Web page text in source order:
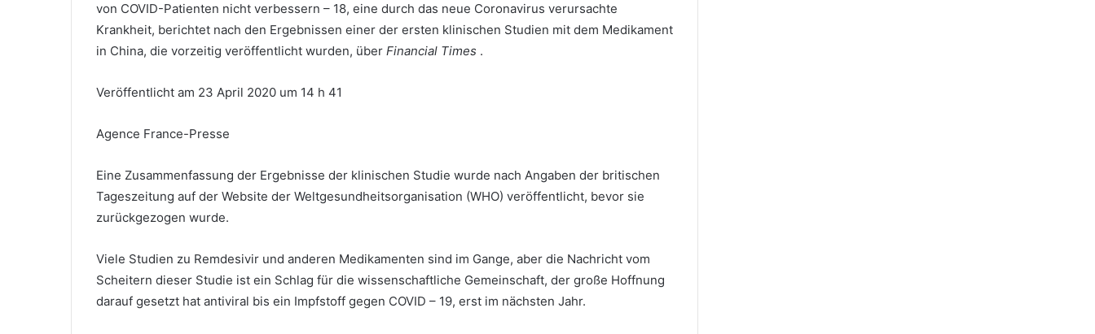
von COVID-Patienten nicht verbessern – 18, eine durch das neue Coronavirus verursachte
Krankheit, berichtet nach den Ergebnissen einer der ersten klinischen Studien mit dem Medikament
in China, die vorzeitig veröffentlicht wurden, über Financial Times .
Veröffentlicht am 23 April 2020 um 14 h 41
Agence France-Presse
Eine Zusammenfassung der Ergebnisse der klinischen Studie wurde nach Angaben der britischen
Tageszeitung auf der Website der Weltgesundheitsorganisation (WHO) veröffentlicht, bevor sie
zurückgezogen wurde.
Viele Studien zu Remdesivir und anderen Medikamenten sind im Gange, aber die Nachricht vom
Scheitern dieser Studie ist ein Schlag für die wissenschaftliche Gemeinschaft, der große Hoffnung
darauf gesetzt hat antiviral bis ein Impfstoff gegen COVID – 19, erst im nächsten Jahr.